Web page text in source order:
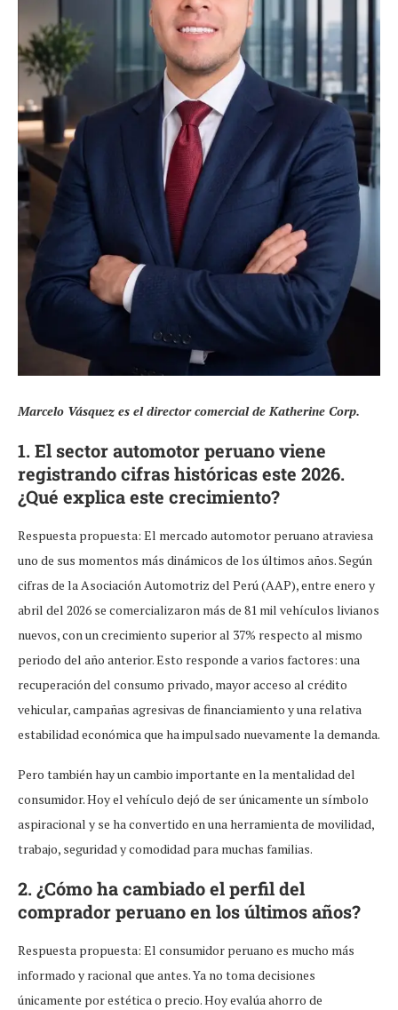
Marcelo Vásquez es el director comercial de Katherine Corp.
1. El sector automotor peruano viene
registrando cifras históricas este 2026.
¿Qué explica este crecimiento?
Respuesta propuesta: El mercado automotor peruano atraviesa
uno de sus momentos más dinámicos de los últimos años. Según
cifras de la Asociación Automotriz del Perú (AAP), entre enero y
abril del 2026 se comercializaron más de 81 mil vehículos livianos
nuevos, con un crecimiento superior al 37% respecto al mismo
periodo del año anterior. Esto responde a varios factores: una
recuperación del consumo privado, mayor acceso al crédito
vehicular, campañas agresivas de financiamiento y una relativa
estabilidad económica que ha impulsado nuevamente la demanda.
Pero también hay un cambio importante en la mentalidad del
consumidor. Hoy el vehículo dejó de ser únicamente un símbolo
aspiracional y se ha convertido en una herramienta de movilidad,
trabajo, seguridad y comodidad para muchas familias.
2. ¿Cómo ha cambiado el perfil del
comprador peruano en los últimos años?
Respuesta propuesta: El consumidor peruano es mucho más
informado y racional que antes. Ya no toma decisiones
únicamente por estética o precio. Hoy evalúa ahorro de